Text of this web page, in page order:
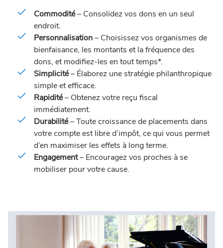
Commodité– Consolidez vos dons en un seul
endroit.
Personnalisation– Choisissez vos organismes de
bienfaisance, les montants et la fréquence des
dons, et modifiez-les en tout temps*.
Simplicité– Élaborez une stratégie philanthropique
simple et efficace.
Rapidité– Obtenez votre reçu fiscal
immédiatement.
Durabilité– Toute croissance de placements dans
votre compte est libre d’impôt, ce qui vous permet
d’en maximiser les effets à long terme.
Engagement– Encouragez vos proches à se
mobiliser pour votre cause.